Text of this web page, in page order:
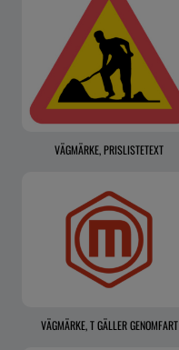
VÄGMÄRKE, PRISLISTETEXT
VÄGMÄRKE, T GÄLLER GENOMFART